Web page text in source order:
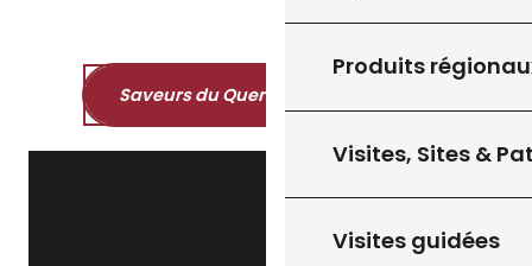
Produits
Visites, Sites &
Visites guidées
Saveurs du Quercy et du Périgord